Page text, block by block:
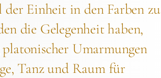
der Einheit in den Farben zu
die Gelegenheit haben,
Umarmungen
Tanz und Raum für